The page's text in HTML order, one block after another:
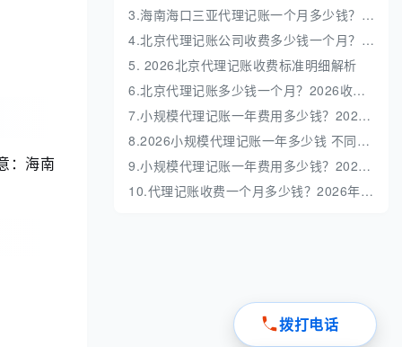
：海南
3.海南海口三亚代理记账一个月多少钱？收费标准解析
4.北京代理记账公司收费多少钱一个月？收费标准深度解析
5. 2026北京代理记账收费标准明细解析
6.北京代理记账多少钱一个月？2026收费标准全解析
7.小规模代理记账一年费用多少钱？2026最新价格表与避坑指南
8.2026小规模代理记账一年多少钱 不同业务量收费明细
9.小规模代理记账一年费用多少钱？2026最新收费标准全解析
10.代理记账收费一个月多少钱？2026年最新收费标准与避坑指南
拨打电话